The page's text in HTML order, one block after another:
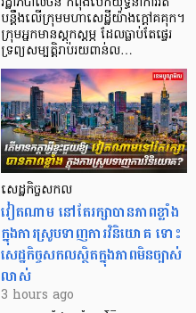
បន្តឹងលើក្រុមមហាសេដ្ឋី​យ៉ាង​ក្ដៅគគុក។
​ក្រុមអ្នកមានស្ដុកស្ដម្ភ ដែល​ធ្លាប់​តែផ្ទេរ
ទ្រព្យសម្បត្តិរាប់រយពាន់ល…
សេដ្ឋកិច្ចសកល
វៀតណាម នៅតែរក្សាបានភាពខ្លាំង
ក្នុងការស្រូបទាញការវិនិយោគ​ ទោះ
សេដ្ឋកិច្ចសកលស្ថិតក្នុងភាពមិនច្បាស់
លាស់
3 hours ago